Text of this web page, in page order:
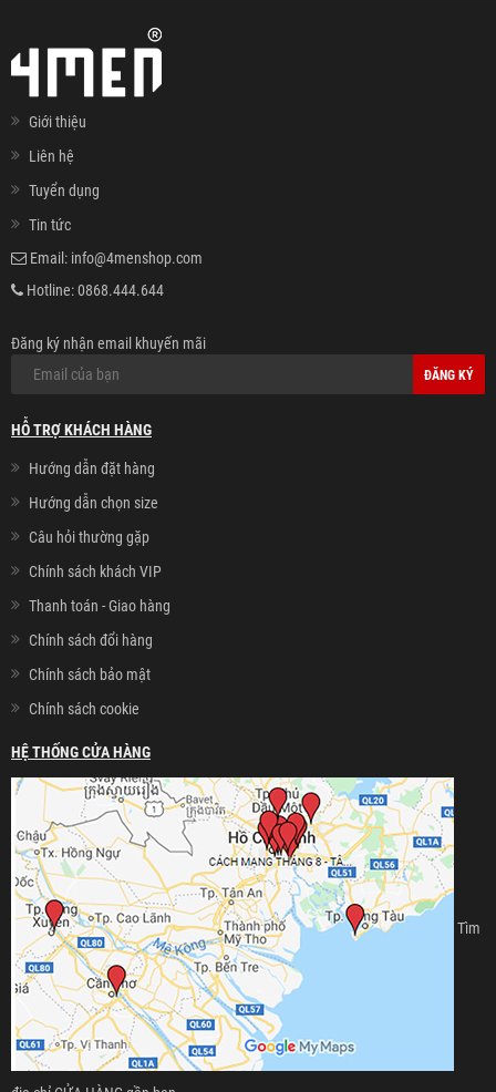
Giới thiệu
Liên hệ
Tuyển dụng
Tin tức
Email: info@4menshop.com
Hotline:0868.444.644
Đăng ký nhận email khuyến mãi
ĐĂNG KÝ
HỖ TRỢ KHÁCH HÀNG
Hướng dẫn đặt hàng
Hướng dẫn chọn size
Câu hỏi thường gặp
Chính sách khách VIP
Thanh toán - Giao hàng
Chính sách đổi hàng
Chính sách bảo mật
Chính sách cookie
HỆ THỐNG CỬA HÀNG
Tìm